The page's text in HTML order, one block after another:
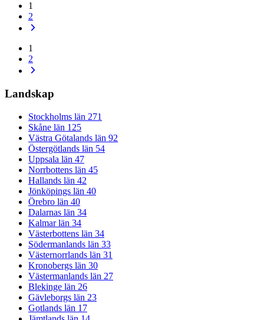
1
2
1
2
Landskap
Stockholms län 271
Skåne län 125
Västra Götalands län 92
Östergötlands län 54
Uppsala län 47
Norrbottens län 45
Hallands län 42
Jönköpings län 40
Örebro län 40
Dalarnas län 34
Kalmar län 34
Västerbottens län 34
Södermanlands län 33
Västernorrlands län 31
Kronobergs län 30
Västermanlands län 27
Blekinge län 26
Gävleborgs län 23
Gotlands län 17